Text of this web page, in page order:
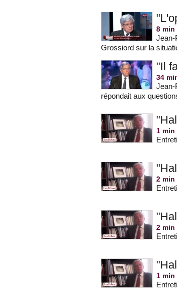
8 min
Jean-
Grossiord sur la
"Il
34
Jean-
répondait aux
1 min
2 min
2 min
1 min